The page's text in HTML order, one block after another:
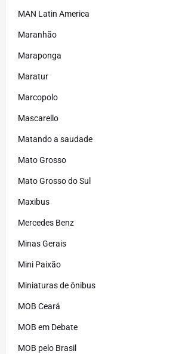
MAN Latin America
Maranhão
Maraponga
Maratur
Marcopolo
Mascarello
Matando a saudade
Mato Grosso
Mato Grosso do Sul
Maxibus
Mercedes Benz
Minas Gerais
Mini Paixão
Miniaturas de ônibus
MOB Ceará
MOB em Debate
MOB pelo Brasil